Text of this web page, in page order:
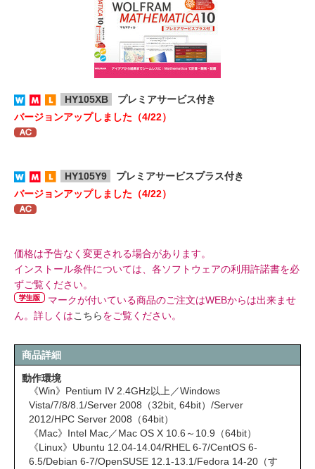
HY105XB
プレミアサービス付き
バージョンアップしました（4/22）
HY105Y9
プレミアサービスプラス付き
バージョンアップしました（4/22）
価格は予告なく変更される場合があります。
インストール条件については、各ソフトウェアの利用許諾書を必
ずご覧ください。
マークが付いている商品のご注文はWEBからは出来ませ
ん。詳しくはこちらをご覧ください。
商品詳細
動作環境
《Win》Pentium IV 2.4GHz以上／Windows
Vista/7/8/8.1/Server 2008（32bit, 64bit）/Server
2012/HPC Server 2008（64bit）
《Mac》Intel Mac／Mac OS X 10.6～10.9（64bit）
《Linux》Ubuntu 12.04-14.04/RHEL 6-7/CentOS 6-
6.5/Debian 6-7/OpenSUSE 12.1-13.1/Fedora 14-20（す